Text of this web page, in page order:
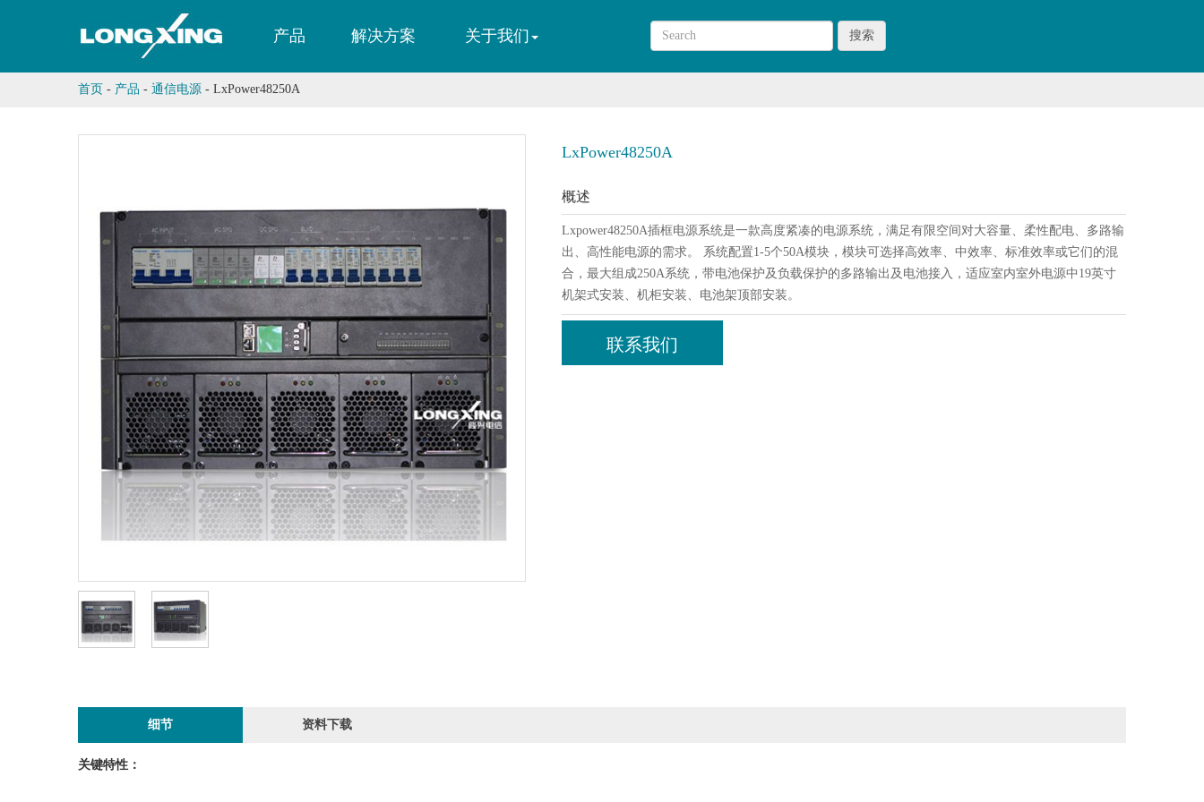
产品 解决方案 关于我们 搜索
首页 - 产品 - 通信电源 - LxPower48250A
LxPower48250A
概述
Lxpower48250A插框电源系统是一款高度紧凑的电源系统，满足有限空间对大容量、柔性配电、多路输
出、高性能电源的需求。 系统配置1-5个50A模块，模块可选择高效率、中效率、标准效率或它们的混
合，最大组成250A系统，带电池保护及负载保护的多路输出及电池接入，适应室内室外电源中19英寸
机架式安装、机柜安装、电池架顶部安装。
联系我们
细节 资料下载
关键特性：